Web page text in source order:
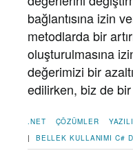
bağlantısına izin
metodlarda bir
oluşturulmasına
değerimizi bir
edilirken, biz de bir
.NET ÇÖZÜMLER
| BELLEK KULLANIMI C#